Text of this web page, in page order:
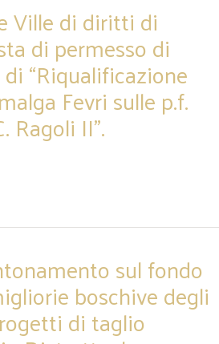
Ville di diritti di
di permesso di
“Riqualificazione
Fevri sulle p.f.
Ragoli II”.
sul fondo
boschive degli
di taglio